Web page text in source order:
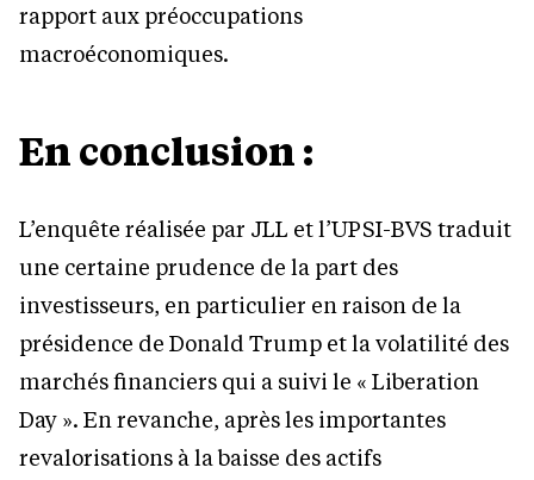
rapport aux préoccupations
macroéconomiques.
En conclusion :
L’enquête réalisée par JLL et l’UPSI-BVS traduit
une certaine prudence de la part des
investisseurs, en particulier en raison de la
présidence de Donald Trump et la volatilité des
marchés financiers qui a suivi le « Liberation
Day ». En revanche, après les importantes
revalorisations à la baisse des actifs